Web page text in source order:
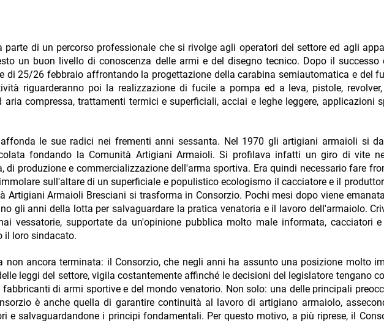
parte di un percorso professionale che si rivolge agli operatori del settore ed agli
un buon livello di conoscenza delle armi e del disegno tecnico. Dopo il successo
di 25/26 febbraio affrontando la progettazione della carabina semiautomatica e del
riguarderanno poi la realizzazione di fucile a pompa ed a leva, pistole,
compressa, trattamenti termici e superficiali, acciai e leghe leggere, applicazioni
le sue radici nei frementi anni sessanta. Nel 1970 gli artigiani armaioli si
fondando la Comunità Artigiani Armaioli. Si profilava infatti un giro di vite
di produzione e commercializzazione dell'arma sportiva. Era quindi necessario fare
sull'altare di un superficiale e populistico ecologismo il cacciatore e il
Artigiani Armaioli Bresciani si trasforma in Consorzio. Pochi mesi dopo viene
gli anni della lotta per salvaguardare la pratica venatoria e il lavoro dell'armaiolo.
vessatorie, supportate da un'opinione pubblica molto male informata, cacciatori
il loro sindacato.
non ancora terminata: il Consorzio, che negli anni ha assunto una posizione molto
leggi del settore, vigila costantemente affinché le decisioni del legislatore tengano
di armi sportive e del mondo venatorio. Non solo: una delle principali
è anche quella di garantire continuità al lavoro di artigiano armaiolo,
e salvaguardandone i principi fondamentali. Per questo motivo, a più riprese, il